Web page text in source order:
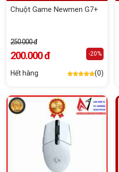
Chuột Game Newmen G7+
250.000 đ
200.000 đ -20%
Hết hàng (0)